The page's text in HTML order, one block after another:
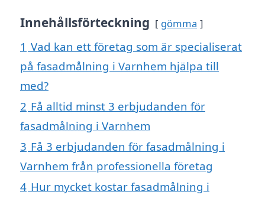
Innehållsförteckning gömma
1 Vad kan ett företag som är specialiserat
på fasadmålning i Varnhem hjälpa till
med?
2 Få alltid minst 3 erbjudanden för
fasadmålning i Varnhem
3 Få 3 erbjudanden för fasadmålning i
Varnhem från professionella företag
4 Hur mycket kostar fasadmålning i